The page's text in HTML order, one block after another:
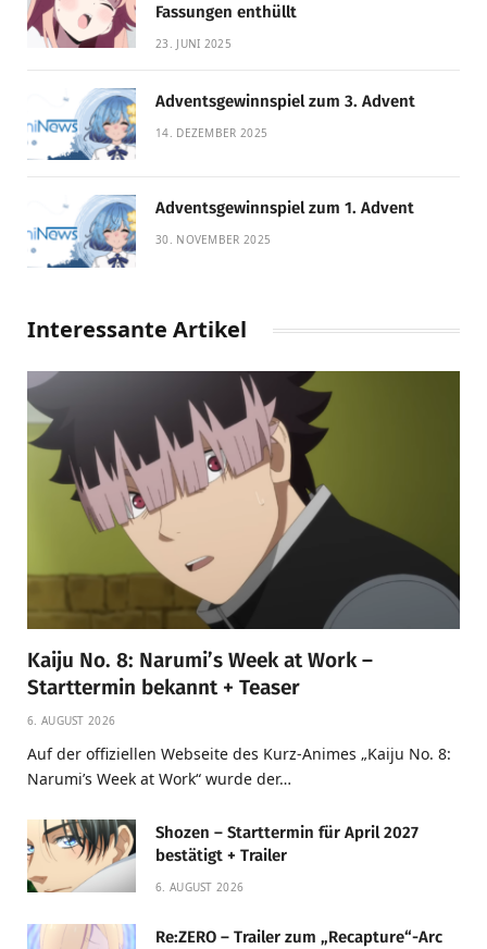
Fassungen enthüllt
23. JUNI 2025
Adventsgewinnspiel zum 3. Advent
14. DEZEMBER 2025
Adventsgewinnspiel zum 1. Advent
30. NOVEMBER 2025
Interessante Artikel
Kaiju No. 8: Narumi’s Week at Work –
Starttermin bekannt + Teaser
6. AUGUST 2026
Auf der offiziellen Webseite des Kurz-Animes „Kaiju No. 8:
Narumi’s Week at Work“ wurde der…
Shozen – Starttermin für April 2027
bestätigt + Trailer
6. AUGUST 2026
Re:ZERO – Trailer zum „Recapture“-Arc